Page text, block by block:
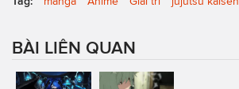
BÀI LIÊN QUAN